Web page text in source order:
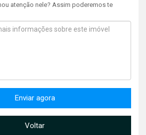
atenção nele? Assim poderemos te
Enviar agora
Voltar